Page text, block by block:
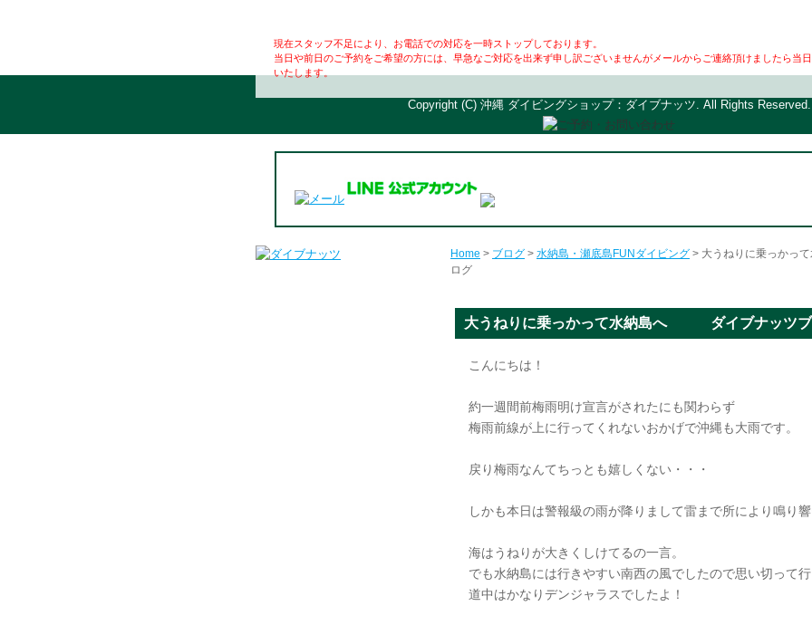
現在スタッフ不足により、お電話での対応を一時ストップしております。
当日や前日のご予約をご希望の方には、早急なご対応を出来ず申し訳ございませんがメールからご連絡頂けましたら当
いたします。
Home > ブログ > 水納島・瀬底島FUNダイビング > 大うねりに乗っか
ログ
大うねりに乗っかって水納島へ ダイブナッツブ
こんにちは！
約一週間前梅雨明け宣言がされたにも関わらず
梅雨前線が上に行ってくれないおかげで沖縄も大雨です。
戻り梅雨なんてちっとも嬉しくない・・・
しかも本日は警報級の雨が降りまして雷まで所により鳴り響
海はうねりが大きくしけてるの一言。
でも水納島には行きやすい南西の風でしたので思い切って行
道中はかなりデンジャラスでしたよ！
Copyright (C) 沖縄 ダイビングショップ：ダイブナッツ. All Rights Reserved.